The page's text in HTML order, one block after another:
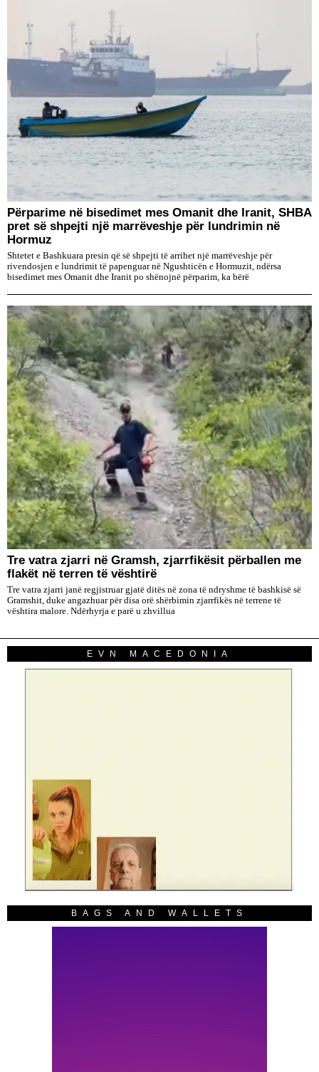
Përparime në bisedimet mes Omanit dhe Iranit, SHBA
pret së shpejti një marrëveshje për lundrimin në
Hormuz
Shtetet e Bashkuara presin që së shpejti të arrihet një marrëveshje për
rivendosjen e lundrimit të papenguar në Ngushticën e Hormuzit, ndërsa
bisedimet mes Omanit dhe Iranit po shënojnë përparim, ka bërë
Tre vatra zjarri në Gramsh, zjarrfikësit përballen me
flakët në terren të vështirë
Tre vatra zjarri janë regjistruar gjatë ditës në zona të ndryshme të bashkisë së
Gramshit, duke angazhuar për disa orë shërbimin zjarrfikës në terrene të
vështira malore. Ndërhyrja e parë u zhvillua
EVN MACEDONIA
BAGS AND WALLETS